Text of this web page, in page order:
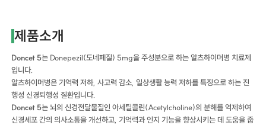
제품소개
Doncet 5는 Donepezil(도네페질) 5mg을 주성분으로 하는 알츠하이머병 치료제
입니다.
알츠하이머병은 기억력 저하, 사고력 감소, 일상생활 능력 저하를 특징으로 하는 진
행성 신경퇴행성 질환입니다.
Doncet 5는 뇌의 신경전달물질인 아세틸콜린(Acetylcholine)의 분해를 억제하여
신경세포 간의 의사소통을 개선하고, 기억력과 인지 기능을 향상시키는 데 도움을 줍